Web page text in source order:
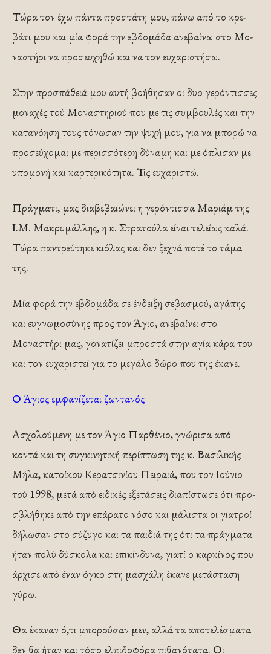
Τώρα τον έχω πάντα προστάτη μου, πάνω από το κρε­
βάτι μου και μία φορά την εβδομάδα ανεβαίνω στο Μο­
ναστήρι να προσευχηθώ και να τον ευχαριστήσω.
Στην προσπάθειά μου αυτή βοήθησαν οι δυο γερό­ντισσες
μοναχές τού Μοναστηριού που με τις συμβουλές και την
κατανόηση τους τόνωσαν την ψυχή μου, για να μπορώ να
προσεύχομαι με περισσότερη δύναμη και με όπλισαν με
υπομονή και καρτερικότητα. Τις ευχαριστώ.
Πράγματι, μας διαβεβαιώνει η γερόντισσα Μαριάμ της
Ι.Μ. Μακρυμάλλης, η κ. Στρατούλα είναι τελείως καλά.
Τώρα παντρεύτηκε κιόλας και δεν ξεχνά ποτέ το τάμα
της.
Μία φορά την εβδομάδα σε ένδειξη σεβασμού, αγά­πης
και ευγνωμοσύνης προς τον Άγιο, ανεβαίνει στο
Μοναστήρι μας, γονατίζει μπροστά στην αγία κάρα του
και τον ευχαριστεί για το μεγάλο δώρο που της έκανε.
Ο Άγιος εμφανίζεται ζωντανός
Ασχολούμενη με τον Άγιο Παρθένιο, γνώρισα από
κοντά και τη συγκινητική περίπτωση της κ. Βασιλικής
Μήλα, κατοίκου Κερατσινίου Πειραιά, που τον Ιούνιο
τού 1998, μετά από ειδικές εξετάσεις διαπίστωσε ότι προ­
σβλήθηκε από την επάρατο νόσο και μάλιστα οι γιατροί
δήλωσαν στο σύζυγο και τα παιδιά της ότι τα πράγμα­τα
ήταν πολύ δύσκολα και επικίνδυνα, γιατί ο καρκίνος που
άρχισε από έναν όγκο στη μασχάλη έκανε μετάστα­ση
γύρω.
Θα έκαναν ό,τι μπορούσαν μεν, αλλά τα αποτε­λέσματα
δεν θα ήταν και τόσο ελπιδοφόρα πιθανότατα. Οι